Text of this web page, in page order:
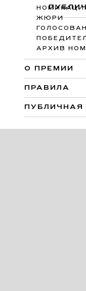
ЖЮРИ
АРХИВ
О ПРЕМИИ
ПРАВИЛА
ПУБЛИЧНАЯ